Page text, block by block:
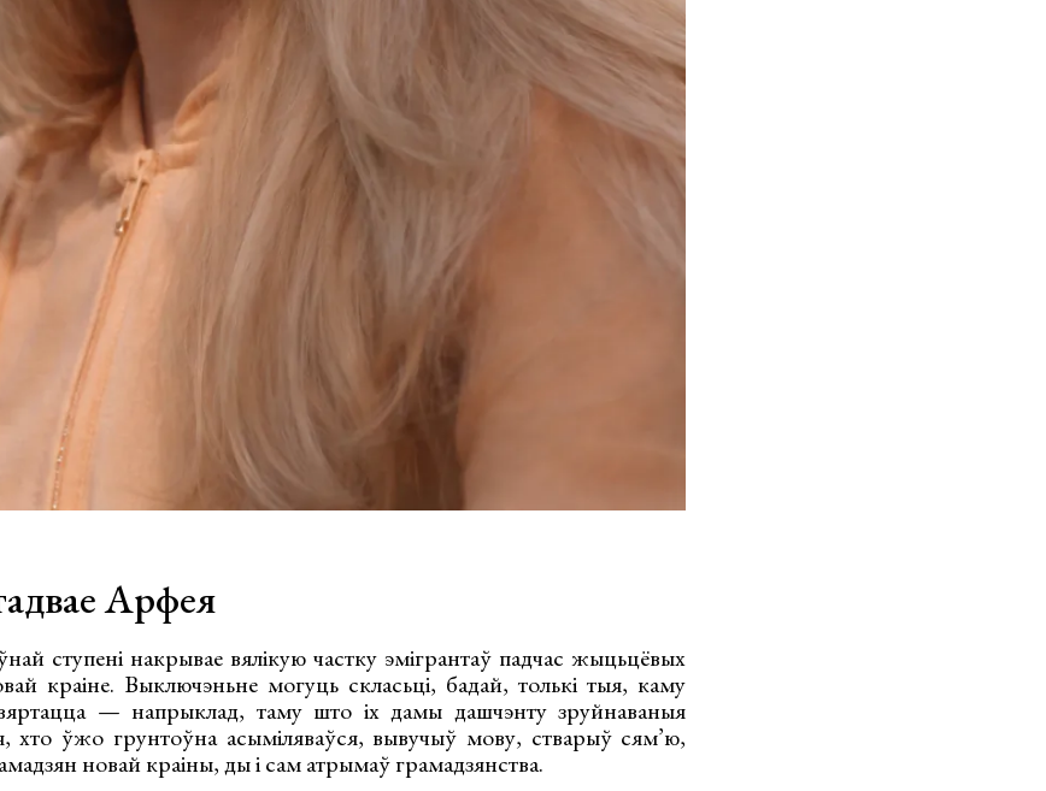
Арфея
ступені накрывае вялікую частку эмігрантаў падчас жыцьцёвых
краіне. Выключэньне могуць скласьці, бадай, толькі тыя, каму
— напрыклад, таму што іх дамы дашчэнту зруйнаваныя
ўжо грунтоўна асыміляваўся, вывучыў мову, стварыў сям’ю,
новай краіны, ды і сам атрымаў грамадзянства.